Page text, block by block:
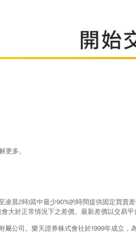
更多。
晨2時)當中最少90%的時間提供固定買
大於正常情況下之差價。最新差價以交易平
公司。樂天證券株式會社於1999年成立